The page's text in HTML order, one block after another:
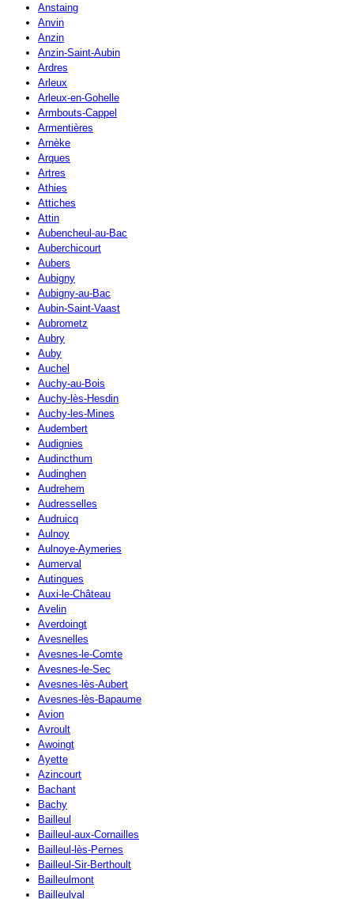
Anstaing
Anvin
Anzin
Anzin-Saint-Aubin
Ardres
Arleux
Arleux-en-Gohelle
Armbouts-Cappel
Armentières
Arnèke
Arques
Artres
Athies
Attiches
Attin
Aubencheul-au-Bac
Auberchicourt
Aubers
Aubigny
Aubigny-au-Bac
Aubin-Saint-Vaast
Aubrometz
Aubry
Auby
Auchel
Auchy-au-Bois
Auchy-lès-Hesdin
Auchy-les-Mines
Audembert
Audignies
Audincthum
Audinghen
Audrehem
Audresselles
Audruicq
Aulnoy
Aulnoye-Aymeries
Aumerval
Autingues
Auxi-le-Château
Avelin
Averdoingt
Avesnelles
Avesnes-le-Comte
Avesnes-le-Sec
Avesnes-lès-Aubert
Avesnes-lès-Bapaume
Avion
Avroult
Awoingt
Ayette
Azincourt
Bachant
Bachy
Bailleul
Bailleul-aux-Cornailles
Bailleul-lès-Pernes
Bailleul-Sir-Berthoult
Bailleulmont
Bailleulval